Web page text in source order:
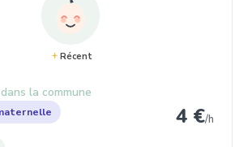
Récent
maternelle à
dans la commune
4 €/h